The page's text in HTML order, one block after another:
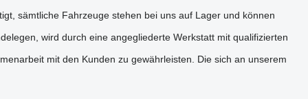
sämtliche Fahrzeuge stehen bei uns auf Lager und können
wird durch eine angegliederte Werkstatt mit qualifizierten
mit den Kunden zu gewährleisten. Die sich an unserem